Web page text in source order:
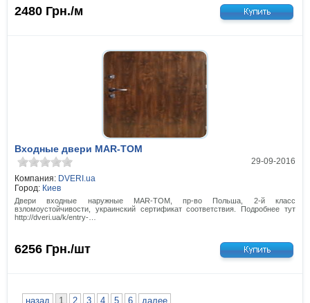
2480 Грн./м
Входные двери MAR-TOM
29-09-2016
Компания: DVERI.ua
Город: Киев
Двери входные наружные MAR-TOM, пр-во Польша, 2-й класс
взломоустойчивости, украинский сертификат соответствия. Подробнее тут
http://dveri.ua/k/entry-…
6256 Грн./шт
назад 1 2 3 4 5 6 далее